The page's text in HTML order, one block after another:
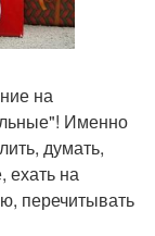
на
Именно
думать,
ехать на
перечитывать